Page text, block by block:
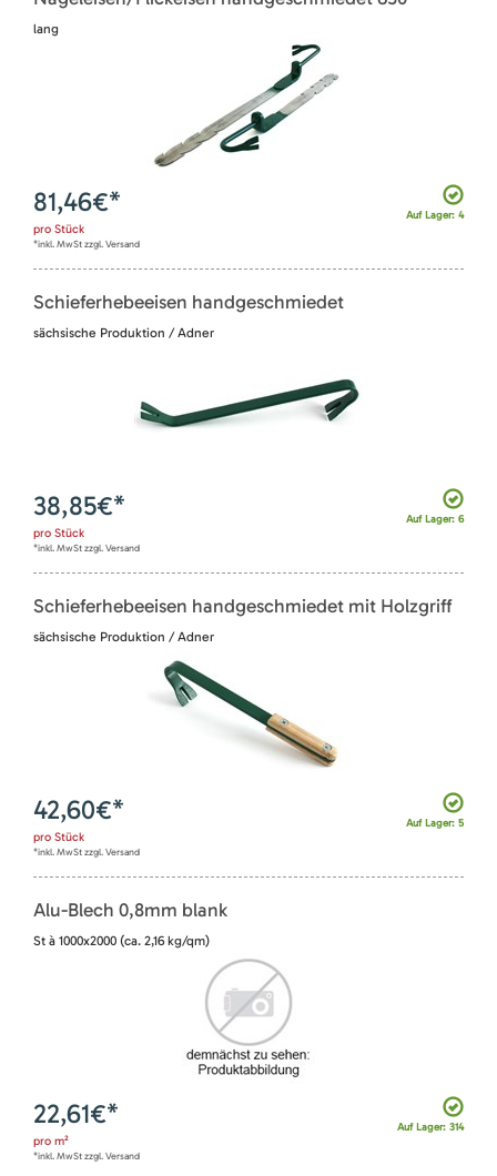
lang
Auf Lager: 4
81,46€*
pro Stück
*inkl. MwSt zzgl. Versand
Schieferhebeeisen handgeschmiedet
sächsische Produktion / Adner
Auf Lager: 6
38,85€*
pro Stück
*inkl. MwSt zzgl. Versand
Schieferhebeeisen handgeschmiedet mit Holzgriff
sächsische Produktion / Adner
Auf Lager: 5
42,60€*
pro Stück
*inkl. MwSt zzgl. Versand
Alu-Blech 0,8mm blank
St à 1000x2000 (ca. 2,16 kg/qm)
Auf Lager: 314
22,61€*
pro m²
*inkl. MwSt zzgl. Versand